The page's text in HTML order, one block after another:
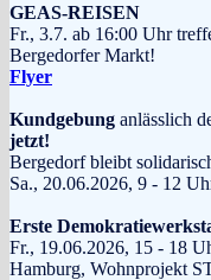
GEAS-REISEN
Fr., 3.7. ab 16:00 Uhr
Bergedorfer Markt!
Flyer
Kundgebung anlässlich
jetzt!
Bergedorf bleibt
Sa., 20.06.2026, 9 - 12
Erste
Fr., 19.06.2026, 15 - 18
Hamburg, Wohnprojekt